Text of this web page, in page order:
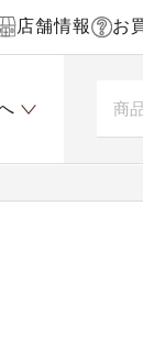
店舗情報 お